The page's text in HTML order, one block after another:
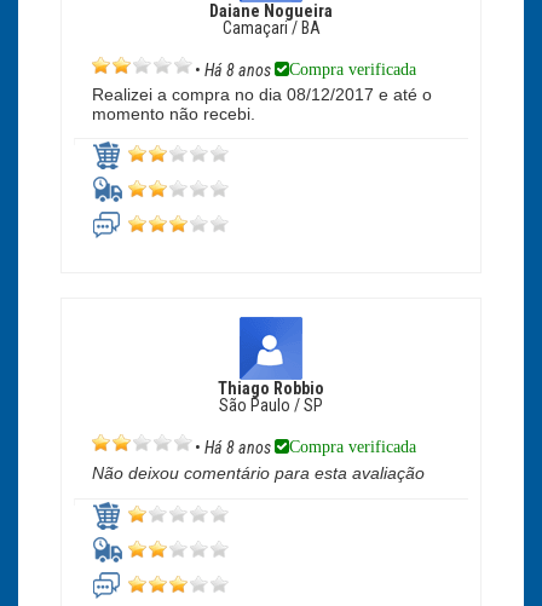
Daiane Nogueira
Camaçari / BA
• Há 8 anos Compra verificada
Realizei a compra no dia 08/12/2017 e até o
momento não recebi.
Thiago Robbio
São Paulo / SP
• Há 8 anos Compra verificada
Não deixou comentário para esta avaliação